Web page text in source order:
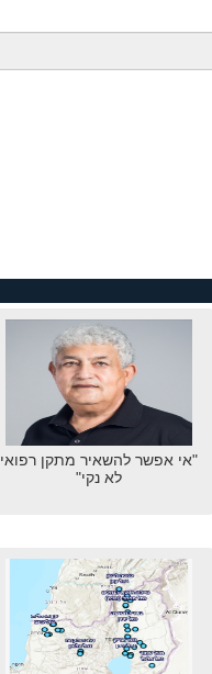
"אי אפשר להשאיר מתקן רפואי
לא נקי"